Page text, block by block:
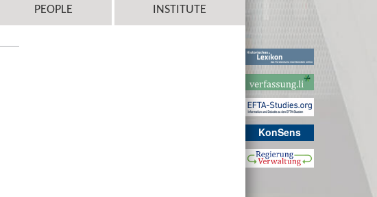
KonSens
PEOPLE INSTITUTE